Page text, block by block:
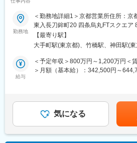
当社の保険販売を委託している代理
促進のためのコンサルティング営業
当社商品のシェア拡大ではなく、代
販売量と顧客満足度を増加させるこ
させることを徹底しています。
そのため、セールスサポートだけで
材育成、社員の採用・プロモーショ
■業務詳細
勤務地
＜勤務地詳細1＞京都営業所住所：京
東入長刀鉾町20 四条烏丸FTスクエア
禁煙＜勤務地詳細2＞本社住所：東京
地最寄駅：東京メトロ丸の内線／大手
【最寄り駅】
大手町駅(東京都)、竹橋駅、神田駅(
給与
＜予定年収＞800万円～1,200万円＜
＞月額（基本給）：342,500円～
安であり、経験・能力により変動す
はあくまでも目安の金額であり、選
あります。月給(月額)は固定手当を含
気になる